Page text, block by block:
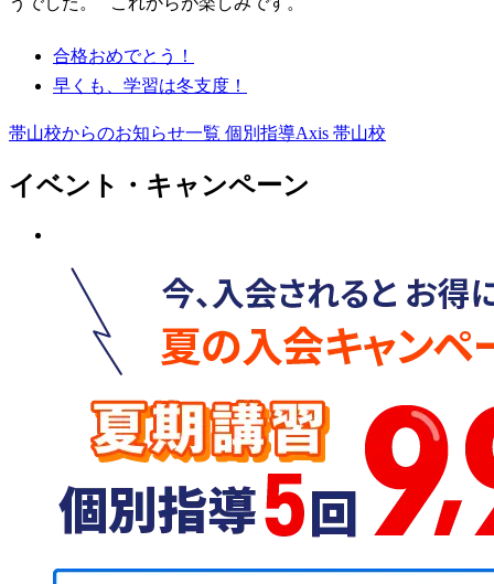
合格おめでとう！
早くも、学習は冬支度！
帯山校からのお知らせ一覧 個別指導Axis 帯山校
イベント・キャンペーン